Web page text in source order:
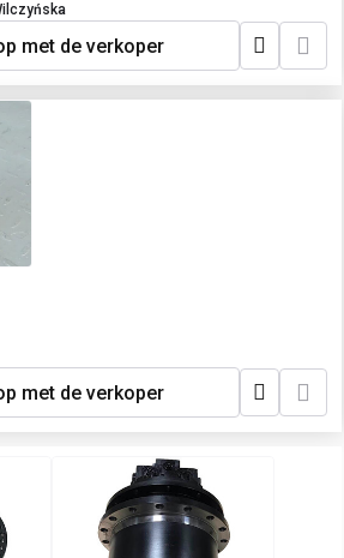
met de verkoper
met de verkoper